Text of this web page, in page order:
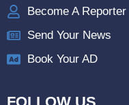
Become A Reporter
Send Your News
Book Your AD